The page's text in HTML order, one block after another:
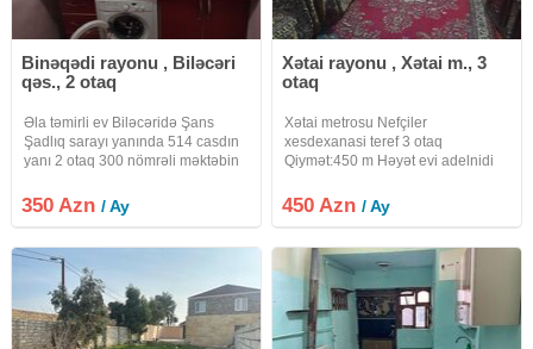
Binəqədi rayonu , Biləcəri
qəs., 2 otaq
Əla təmirli ev Biləcəridə Şans
Şadlıq sarayı yanında 514 casdın
yanı 2 otaq 300 nömrəli məktəbin
var
350 Azn/ Ay
Xətai rayonu , Xətai m., 3
otaq
Xətai metrosu Nefçiler
xesdexanasi teref 3 otaq
Qiymət:450 m Həyət evi adelnidi
yoxdu N 4321 Paylasimlarimi tez
və vaxtında görmək üçün Watsapa
450 Azn/ Ay